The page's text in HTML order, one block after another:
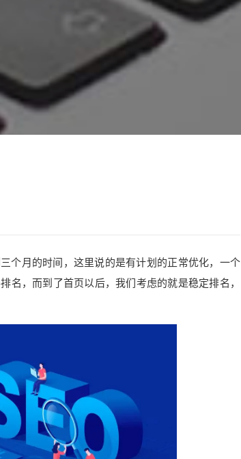
个月的时间，这里说的是有计划的正常优化，一个
名，而到了首页以后，我们考虑的就是稳定排名，